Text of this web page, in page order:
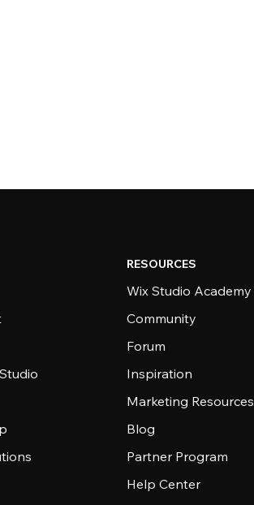
RESOURCES
Wix Studio Academy
Community
Forum
Inspiration
Marketing Resources
Blog
Partner Program
Help Center